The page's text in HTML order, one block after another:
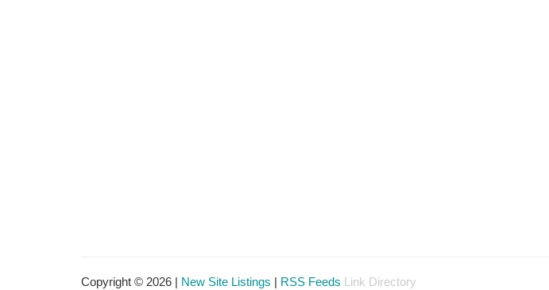
Copyright © 2026 | New Site Listings | RSS Feeds Link Directory